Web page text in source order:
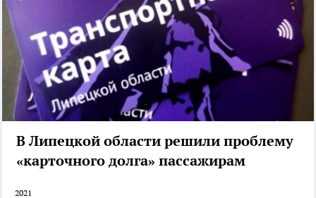
В Липецкой области решили проблему
«карточного долга» пассажирам
2021